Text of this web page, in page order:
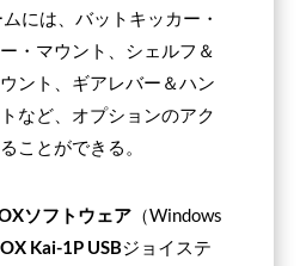
には、バットキッカー・
・マウント、シェルフ＆
ント、ギアレバー＆ハン
など、オプションのアク
ことができる。
ソフトウェア （Windows
Kai-1P USBジョイステ